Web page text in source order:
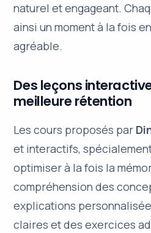
naturel et engageant.
ainsi un moment à la fois
agréable.
Des leçons
meilleure rétention
Les cours proposés par
et interactifs,
optimiser à la fois la
compréhension des
explications
claires et des exercices